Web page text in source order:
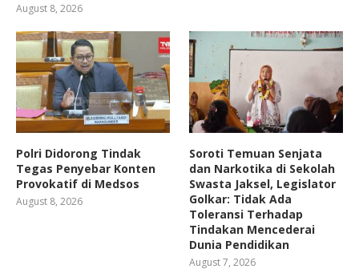
August 8, 2026
Polri Didorong Tindak
Tegas Penyebar Konten
Provokatif di Medsos
August 8, 2026
Soroti Temuan Senjata
dan Narkotika di Sekolah
Swasta Jaksel, Legislator
Golkar: Tidak Ada
Toleransi Terhadap
Tindakan Mencederai
Dunia Pendidikan
August 7, 2026